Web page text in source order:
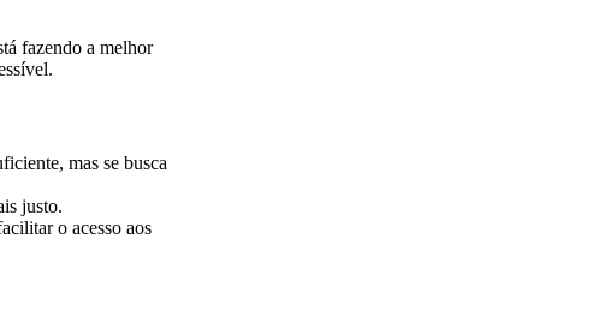
fazendo a melhor
mas se busca
justo.
o acesso aos